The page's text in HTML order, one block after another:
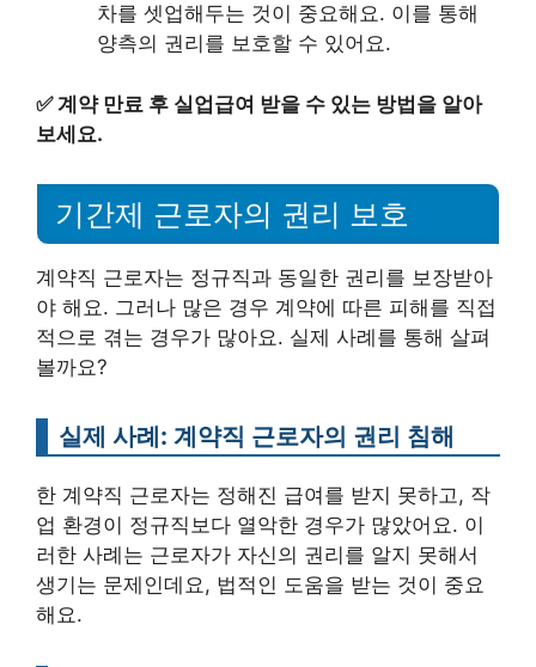
차를 셋업해두는 것이 중요해요. 이를 통해
양측의 권리를 보호할 수 있어요.
✅계약 만료 후 실업급여 받을 수 있는 방법을 알아
보세요.
기간제 근로자의 권리 보호
계약직 근로자는 정규직과 동일한 권리를 보장받아
야 해요. 그러나 많은 경우 계약에 따른 피해를 직접
적으로 겪는 경우가 많아요. 실제 사례를 통해 살펴
볼까요?
실제 사례: 계약직 근로자의 권리 침해
한 계약직 근로자는 정해진 급여를 받지 못하고, 작
업 환경이 정규직보다 열악한 경우가 많았어요. 이
러한 사례는 근로자가 자신의 권리를 알지 못해서
생기는 문제인데요, 법적인 도움을 받는 것이 중요
해요.